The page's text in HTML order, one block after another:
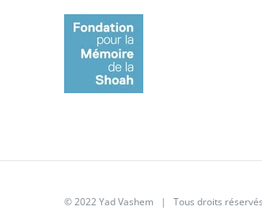
© 2022 Yad Vashem | Tous droits